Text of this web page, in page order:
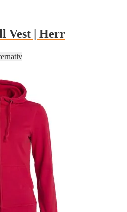
Vest | Herr
Den
har
flera
varianter.
De
olika
alternativen
kan
väljas
produktsidan